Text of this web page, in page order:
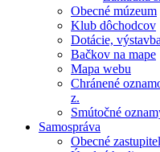
Obecné múzeum
Klub dôchodcov
Dotácie,
Bačkov na mape
Mapa webu
Chránené
z.
Smútočné
Samospráva
Obecné